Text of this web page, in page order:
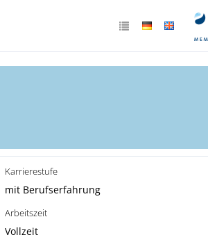
Karrierestufe
mit Berufserfahrung
Arbeitszeit
Vollzeit